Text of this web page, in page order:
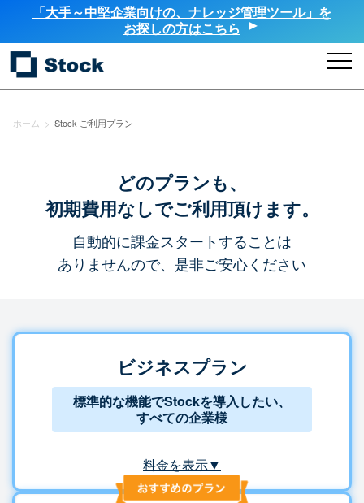
「大手～中堅企業向けの、ナレッジ管理ツール」を
お探しの方はこちら
ホーム > Stock ご利用プラン
どのプランも、
初期費用なしでご利用頂けます。
自動的に課金スタートすることは
ありませんので、是非ご安心ください
ビジネスプラン
標準的な機能でStockを導入したい、
すべての企業様
料金を表示▼